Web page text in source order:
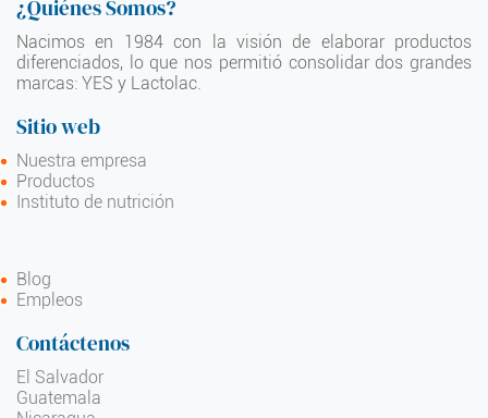
¿Quiénes Somos?
Nacimos en 1984 con la visión de elaborar productos
diferenciados, lo que nos permitió consolidar dos grandes
marcas: YES y Lactolac.
Sitio web
Nuestra empresa
Productos
Instituto de nutrición
Blog
Empleos
Contáctenos
El Salvador
Guatemala